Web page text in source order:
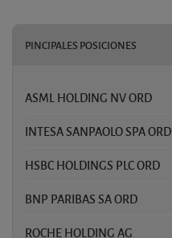
PINCIPALES POSICIONES
ASML HOLDING NV ORD
INTESA SANPAOLO SPA ORD
HSBC HOLDINGS PLC ORD
BNP PARIBAS SA ORD
ROCHE HOLDING AG